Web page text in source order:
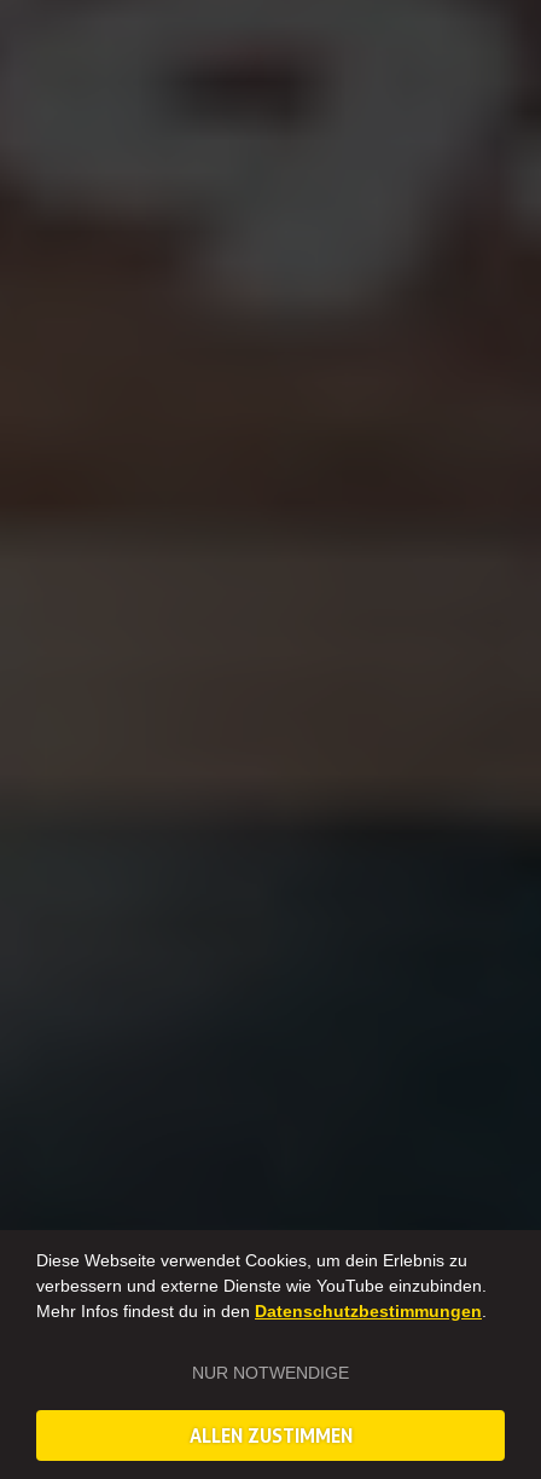
Diese Webseite verwendet Cookies, um dein Erlebnis zu
verbessern und externe Dienste wie YouTube einzubinden.
Mehr Infos findest du in den Datenschutzbestimmungen.
NUR NOTWENDIGE
ALLEN ZUSTIMMEN